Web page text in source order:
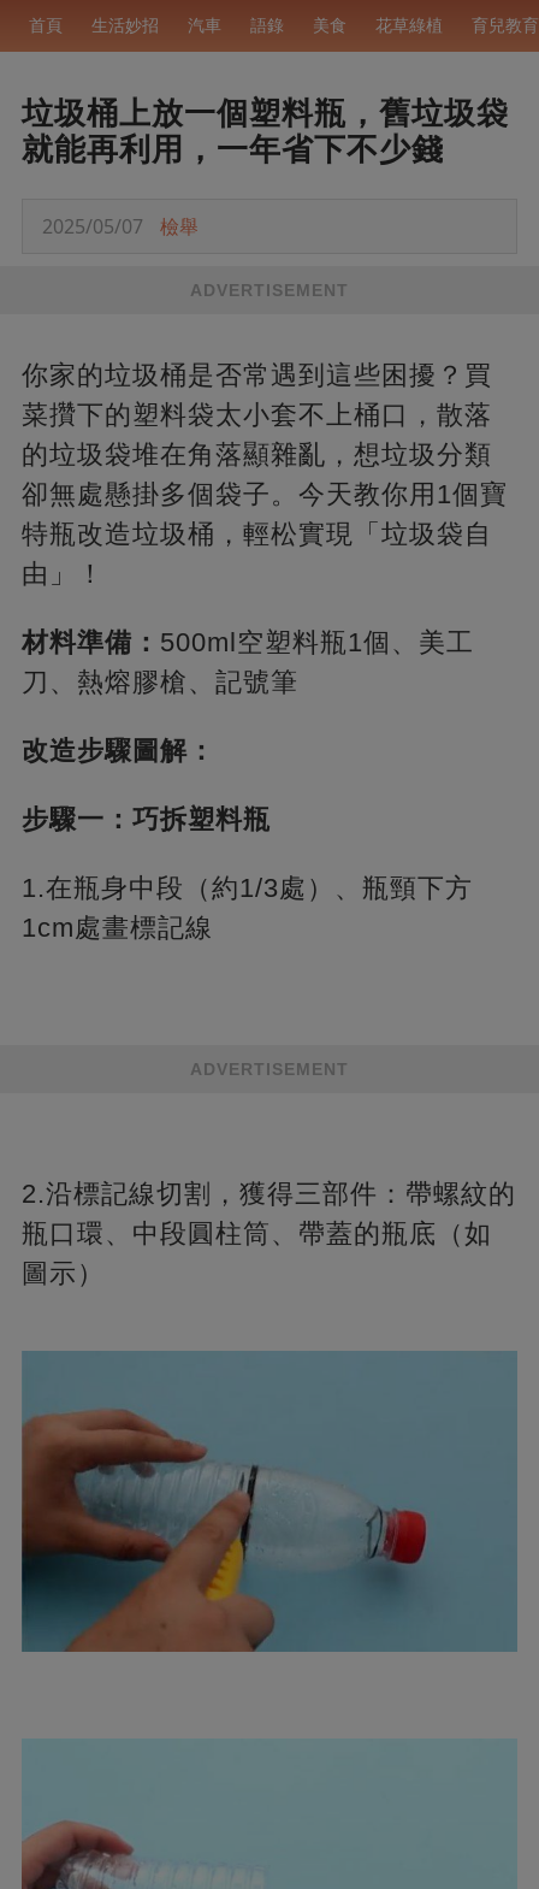
首頁 生活妙招 汽車 語錄 美食 花草綠植 育兒教育
垃圾桶上放一個塑料瓶，舊垃圾袋
就能再利用，一年省下不少錢
2025/05/07 檢舉
ADVERTISEMENT
你家的垃圾桶是否常遇到這些困擾？買
菜攢下的塑料袋太小套不上桶口，散落
的垃圾袋堆在角落顯雜亂，想垃圾分類
卻無處懸掛多個袋子。今天教你用1個寶
特瓶改造垃圾桶，輕松實現「垃圾袋自
由」！
材料準備： 500ml空塑料瓶1個、美工
刀、熱熔膠槍、記號筆
改造步驟圖解：
步驟一：巧拆塑料瓶
1.在瓶身中段（約1/3處）、瓶頸下方
1cm處畫標記線
ADVERTISEMENT
2.沿標記線切割，獲得三部件：帶螺紋的
瓶口環、中段圓柱筒、帶蓋的瓶底（如
圖示）